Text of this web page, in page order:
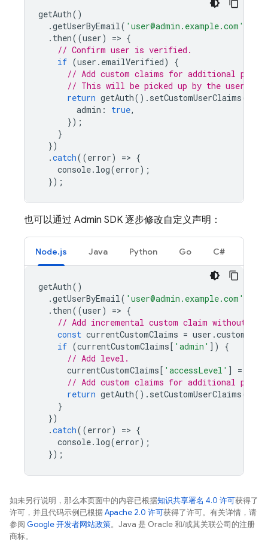
getAuth()
.getUserByEmail( 'user@admin.example.com'
. then((user) => {
// Confirm user is verified.
if (user . emailVerified)
{
// Add custom claims for additional
// This will be picked up by the user on
return getAuth(). setCustomUserClaims(
admin : true,
});
}
})
.catch((error) => {
console. log(error);
});
也可以通过 Admin SDK 逐步修改自定义声明：
Node.js Java Python Go C#
getAuth()
.getUserByEmail( 'user@admin.example.com'
. then((user) => {
// Add incremental custom claim without
const currentCustomClaims = user .
if (currentCustomClaims[ 'admin' ])
{
// Add level.
currentCustomClaims[ 'accessLevel' ] =
// Add custom claims for additional
return getAuth(). setCustomUserClaims(
}
})
.catch((error) => {
console. log(error);
});
如未另行说明，那么本页面中的内容已根据知识共享署名 4.0 许可获得了
许可，并且代码示例已根据Apache 2.0 许可获得了许可。有关详情，请
参阅 Google 开发者网站政策。Java 是 Oracle 和/或其关联公司的注册
商标。